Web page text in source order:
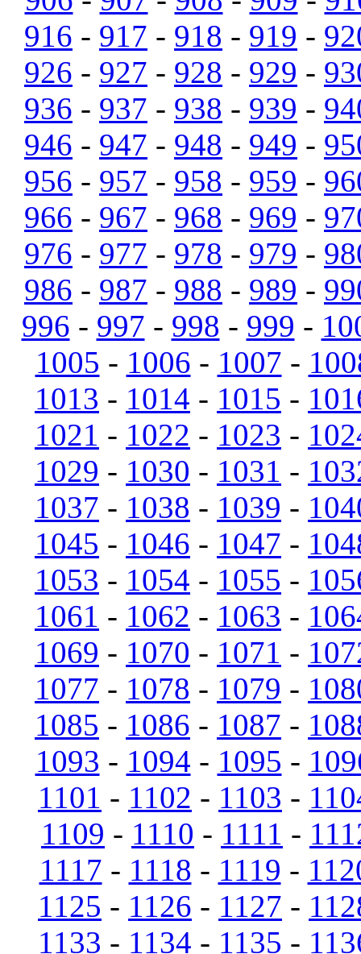
916 - 917 - 918 - 919 -
926 - 927 - 928 - 929 -
936 - 937 - 938 - 939 -
946 - 947 - 948 - 949 -
956 - 957 - 958 - 959 -
966 - 967 - 968 - 969 -
976 - 977 - 978 - 979 -
986 - 987 - 988 - 989 -
996 - 997 - 998 - 999 -
1005 - 1006 - 1007 -
1013 - 1014 - 1015 -
1021 - 1022 - 1023 -
1029 - 1030 - 1031 -
1037 - 1038 - 1039 -
1045 - 1046 - 1047 -
1053 - 1054 - 1055 -
1061 - 1062 - 1063 -
1069 - 1070 - 1071 -
1077 - 1078 - 1079 -
1085 - 1086 - 1087 -
1093 - 1094 - 1095 -
1101 - 1102 - 1103 -
1109 - 1110 - 1111 -
1117 - 1118 - 1119 -
1125 - 1126 - 1127 -
1133 - 1134 - 1135 -